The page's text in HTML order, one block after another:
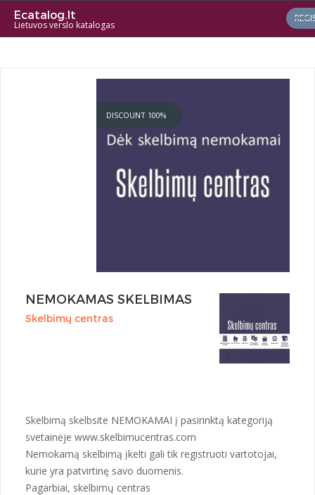
Ecatalog.lt
Lietuvos verslo katalogas
DISCOUNT 100%
NEMOKAMAS SKELBIMAS
Skelbimų centras
Skelbimą skelbsite NEMOKAMAI į pasirinktą kategoriją
svetainėje www.skelbimucentras.com
Nemokamą skelbimą įkelti gali tik registruoti vartotojai,
kurie yra patvirtinę savo duomenis.
Pagarbiai, skelbimų centras